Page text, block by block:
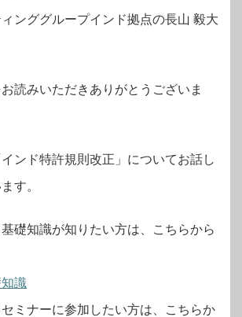
ンググループインド拠点の長山 毅大
読みいただきありがとうございま
ンド特許規則改正」についてお話し
す。
礎知識が知りたい方は、こちらから
知識
ミナーに参加したい方は、こちらか